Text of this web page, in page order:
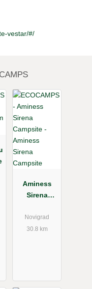
vestar/#/
Aminess
Sirena
Novigrad
30.8 km